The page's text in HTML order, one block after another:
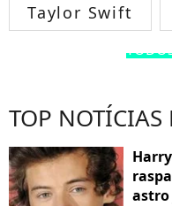
Taylor Swift
TOP NOTÍCIAS
astro